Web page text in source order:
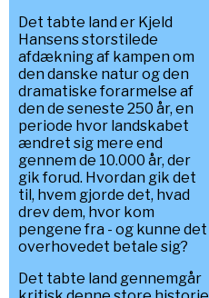
Det tabte land er Kjeld
Hansens storstilede
afdækning af kampen om
den danske natur og den
dramatiske forarmelse af
den de seneste 250 år, en
periode hvor landskabet
ændret sig mere end
gennem de 10.000 år, der
gik forud. Hvordan gik det
til, hvem gjorde det, hvad
drev dem, hvor kom
pengene fra - og kunne det
overhovedet betale sig?
Det tabte land gennemgår